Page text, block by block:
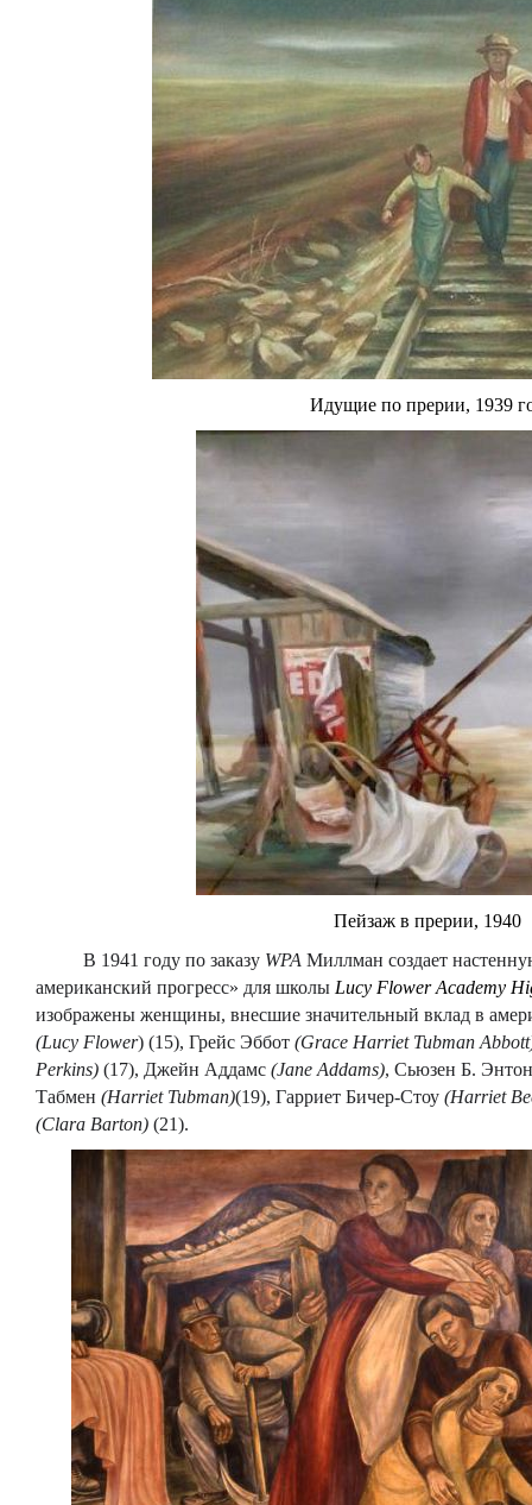
Идущие по прерии, 1939
Пейзаж в прерии, 1940
В 1941 году по заказу WPA Миллман создает
американский прогресс» для школы Lucy Flower Academy
изображены женщины, внесшие значительный вклад в
(Lucy Flower) (15), Грейс Эббот (Grace Harriet Tubman
Perkins) (17), Джейн Аддамс (Jane Addams), Сьюзен Б.
Табмен (Harriet Tubman)(19), Гарриет Бичер-Стоу (Harriet
(Clara Barton) (21).